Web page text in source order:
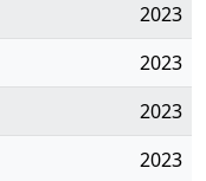
2023
2023
2023
2023